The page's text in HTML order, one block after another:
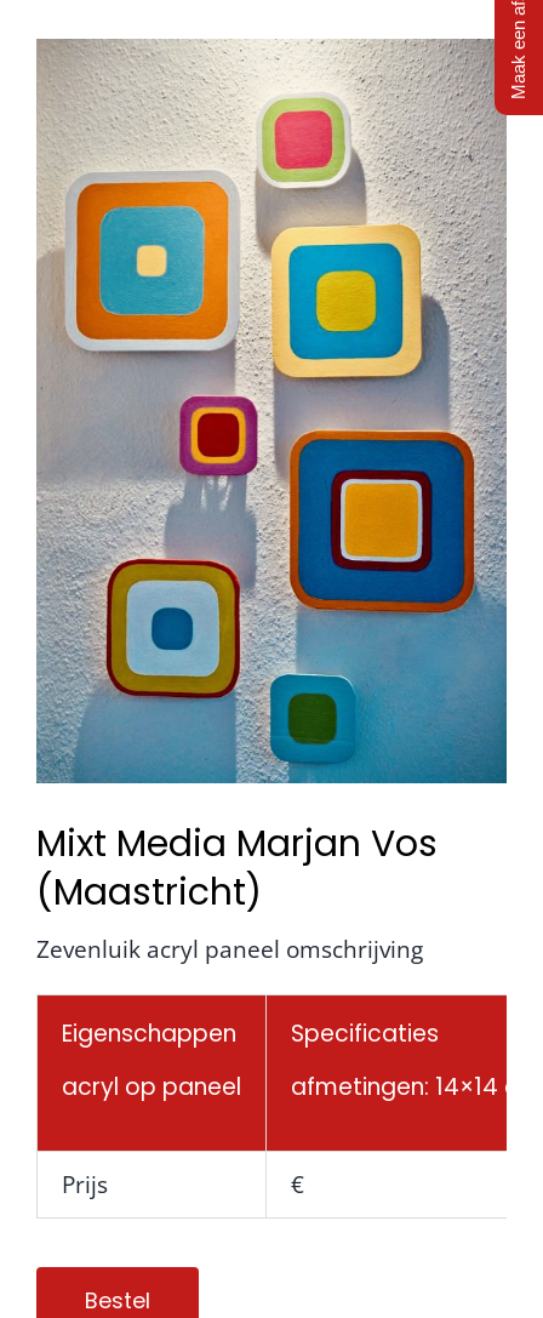
Mixt Media Marjan Vos
(Maastricht)
Zevenluik acryl paneel omschrijving
Eigenschappen
acryl op paneel
Specificaties
afmetingen: 14×14
Prijs €
Bestel